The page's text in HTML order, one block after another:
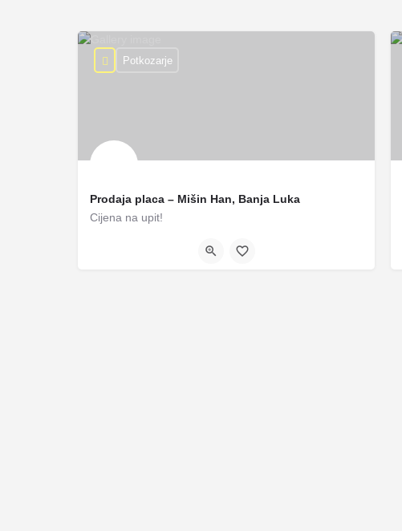
Prodaja placa – Mišin Han, Banja Luka
Cijena na upit!
Potkozarje